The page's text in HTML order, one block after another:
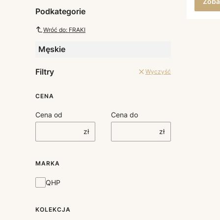
Podkategorie
Wróć do: FRAKI
Męskie
Filtry Wyczyść
CENA
Cena od
zł
Cena do
zł
MARKA
Marka
QHP
KOLEKCJA